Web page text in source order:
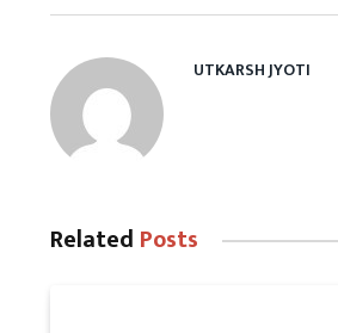
UTKARSH JYOTI
Related Posts